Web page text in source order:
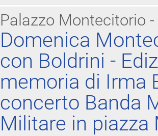
Palazzo Montecitorio
Domenica
con Boldrini -
memoria di Irma
concerto Banda
Militare in